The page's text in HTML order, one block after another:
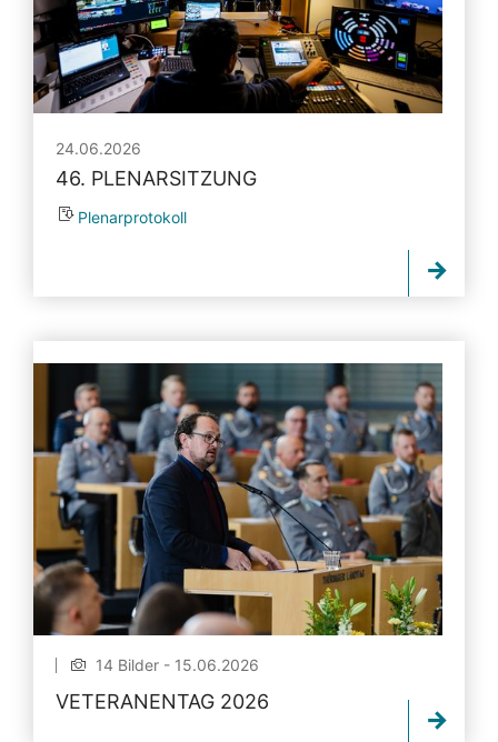
24.06.2026
46. PLENARSITZUNG
Plenarprotokoll
14 Bilder - 15.06.2026
VETERANENTAG 2026